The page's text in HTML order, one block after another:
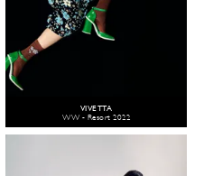
VIVETTA
WW - Resort 2022